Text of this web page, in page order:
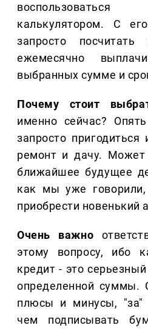
калькулятором. С
запросто посчитать
ежемесячно
выбранных сумме и
Почему стоит
именно сейчас?
запросто
ремонт и дачу. Может
ближайшее будущее
как мы уже говорили,
приобрести новенький
Очень важно
этому вопросу, ибо
кредит - это
определенной суммы.
плюсы и минусы, "за"
чем подписывать